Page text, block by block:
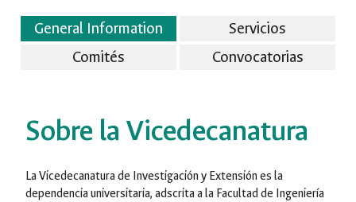
General Information
Servicios
Comités
Convocatorias
Sobre la Vicedecanatura
La Vicedecanatura de Investigación y Extensión es la
dependencia universitaria, adscrita a la Facultad de Ingeniería